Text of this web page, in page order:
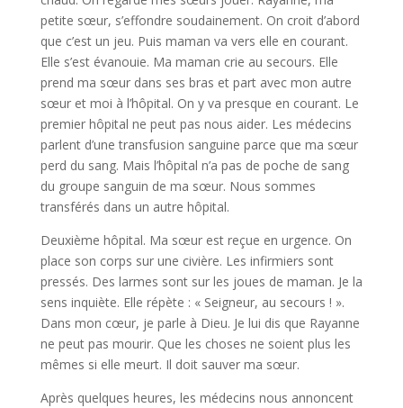
petite sœur, s’effondre soudainement. On croit d’abord
que c’est un jeu. Puis maman va vers elle en courant.
Elle s’est évanouie. Ma maman crie au secours. Elle
prend ma sœur dans ses bras et part avec mon autre
sœur et moi à l’hôpital. On y va presque en courant. Le
premier hôpital ne peut pas nous aider. Les médecins
parlent d’une transfusion sanguine parce que ma sœur
perd du sang. Mais l’hôpital n’a pas de poche de sang
du groupe sanguin de ma sœur. Nous sommes
transférés dans un autre hôpital.
Deuxième hôpital. Ma sœur est reçue en urgence. On
place son corps sur une civière. Les infirmiers sont
pressés. Des larmes sont sur les joues de maman. Je la
sens inquiète. Elle répète : « Seigneur, au secours ! ».
Dans mon cœur, je parle à Dieu. Je lui dis que Rayanne
ne peut pas mourir. Que les choses ne soient plus les
mêmes si elle meurt. Il doit sauver ma sœur.
Après quelques heures, les médecins nous annoncent